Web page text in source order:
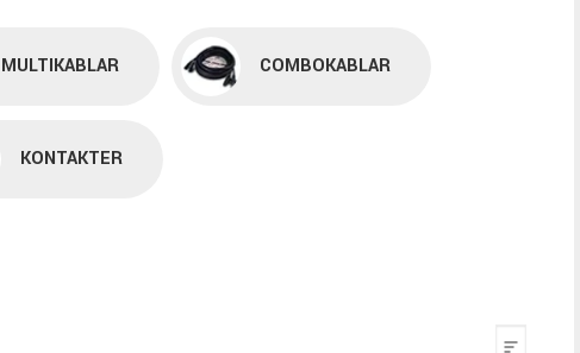
MULTIKABLAR COMBOKABLAR
KONTAKTER